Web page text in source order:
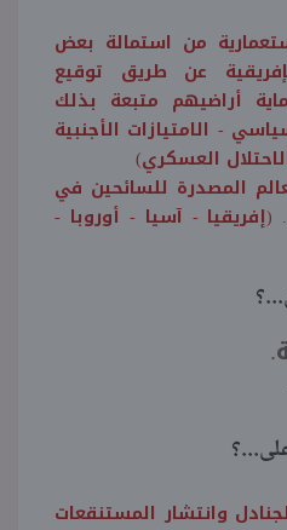
من استمالة بعض
عن طريق توقيع
أراضيهم متبعة بذلك
- الامتيازات الأجنبية
العسكري)
المصدرة للسائحين في
(إفريقيا - آسيا - أوروبا -
وانتشار المستنقعات